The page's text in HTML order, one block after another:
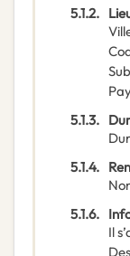
5.1.2.
5.1.3.
5.1.4.
5.1.6.
Il